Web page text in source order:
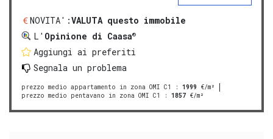
NOVITA':VALUTA questo immobile
L' Opinione di Caasa®
Aggiungi ai preferiti
Segnala un problema
prezzo medio appartamento in zona OMI C1 : 1999 €/m²
prezzo medio pentavano in zona OMI C1
: 1857 €/m²